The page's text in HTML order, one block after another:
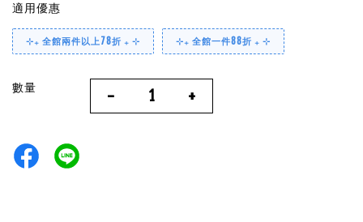
適用優惠
⊹₊ 全館兩件以上78折 ₊ ⊹ ⊹₊ 全館一件88折 ₊ ⊹
數量 - +